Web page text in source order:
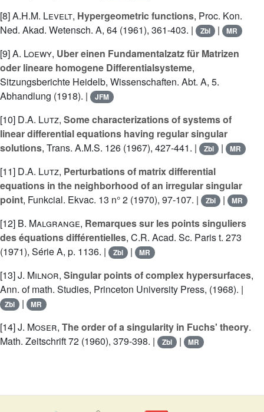
[8]A.H.M. Levelt, Hypergeometric functions, Proc. Kon.
Ned. Akad. Wetensch. A, 64 (1961), 361-403. |
Zbl | MR
[9]A. Loewy, Uber einen Fundamentalzatz für Matrizen
oder lineare homogene Differentialsysteme,
Sitzungsberichte Heidelb, Wissenschaften. Abt. A, 5.
Abhandlung (1918). |
JFM
[10] D.A. Lutz, Some characterizations of systems of
linear differential equations having regular singular
solutions, Trans. A.M.S. 126 (1967), 427-441. | Zbl | MR
[11] D.A. Lutz, Perturbations of matrix differential
equations in the neighborhood of an irregular singular
point, Funkcial. Ekvac. 13 n° 2 (1970), 97-107. | Zbl | MR
[12] B. Malgrange, Remarques sur les points singuliers
des équations différentielles, C.R. Acad. Sc. Paris t. 273
(1971), Série A, p. 1136. |
Zbl | MR
[13]J. Milnor, Singular points of complex hypersurfaces,
Ann. of math. Studies, Princeton University Press, (1968). |
Zbl | MR
[14]J. Moser, The order of a singularity in Fuchs' theory.
Math. Zeitschrift 72 (1960), 379-398. |
Zbl | MR